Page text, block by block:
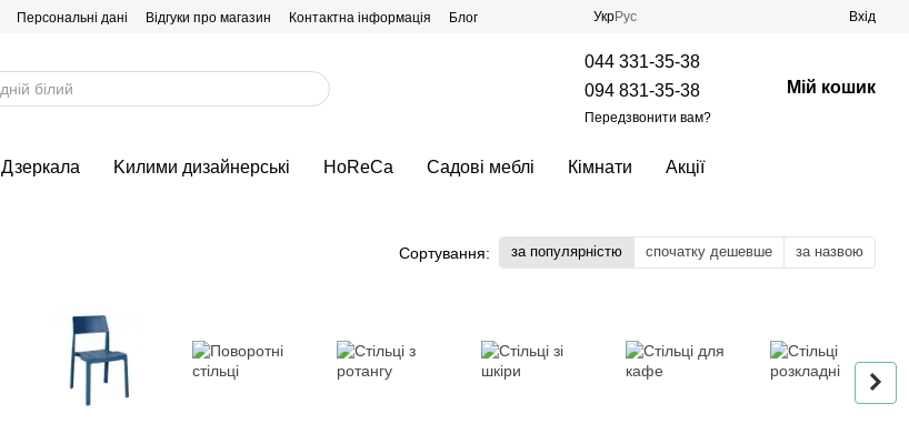
Персональні дані Відгуки про магазин Контактна інформація Блог УкрРус Вхід
044 331-35-38
094 831-35-38
Передзвонити вам?
Мій кошик
Дзеркала Kилими дизайнерські HoReCa Садові меблі Кімнати Акції
Сортування: за популярністю спочатку дешевше за назвою